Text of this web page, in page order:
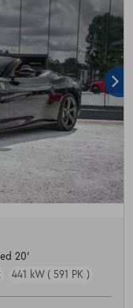
20'
441 kW ( 591 PK )